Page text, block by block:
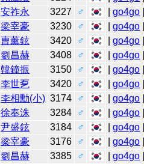
安祚永 3227 ♂ |go4go
梁宰豪 3230 ♂ |go4go
曺薰鉉 3420 ♂ |go4go
劉昌赫 3408 ♂ |go4go
韓鐘振 3150 ♂ |go4go
李世乭 3420 ♂ |go4go
李相勳(小) 3174 ♂ |go4go
徐奉洙 3284 ♂ |go4go
尹盛鉉 3184 ♂ |go4go
梁宰豪 3176 ♂ |go4go
劉昌赫 3385 ♂ |go4go